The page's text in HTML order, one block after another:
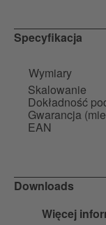
Specyfikacja
Wymiary
Skalowanie
Dokładność
Gwarancja
EAN
Downloads
Więcej